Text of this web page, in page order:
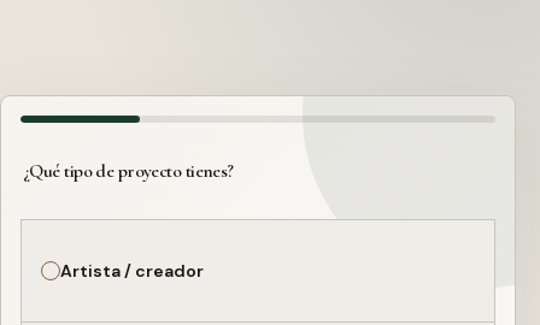
¿Qué tipo de proyecto tienes?
Artista / creador